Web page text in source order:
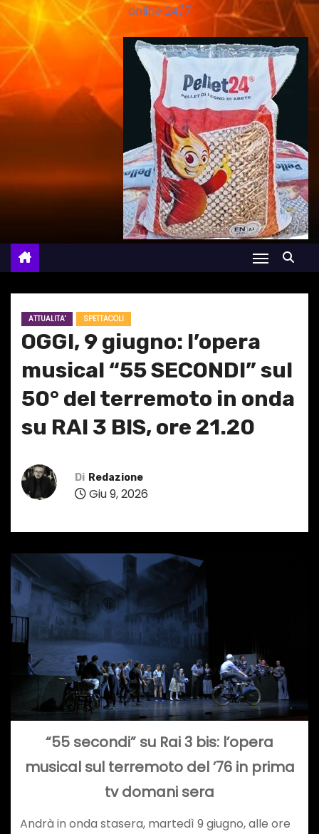
online 24/7
ATTUALITA' SPETTACOLI
OGGI, 9 giugno: l’opera
musical “55 SECONDI” sul
50° del terremoto in onda
su RAI 3 BIS, ore 21.20
Di Redazione
Giu 9, 2026
“55 secondi” su Rai 3 bis: l’opera
musical sul terremoto del ’76 in prima
tv domani sera
Andrà in onda stasera, martedì 9 giugno, alle ore